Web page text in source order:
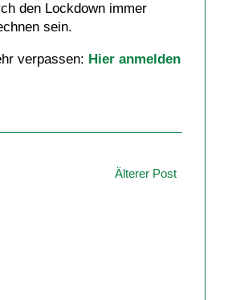
den Lockdown immer
sein.
verpassen: Hier anmelden
Älterer Post